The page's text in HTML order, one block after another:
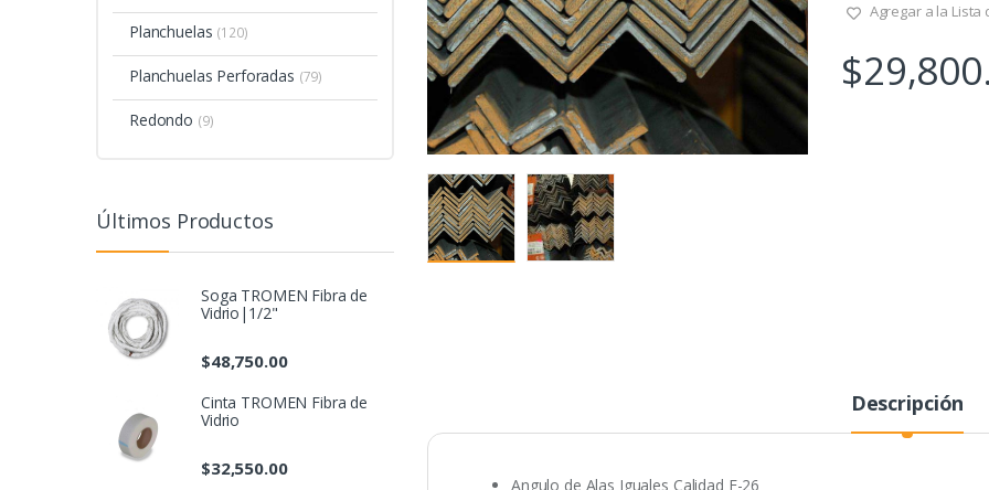
Agregar a la Lista
$
Descripción
Angulo de Alas Iguales Calidad F-26
Planchuelas (120)
Planchuelas Perforadas (79)
Redondo (9)
Últimos Productos
Soga TROMEN Fibra de
Vidrio|1/2"
$48,750.00
Cinta TROMEN Fibra de
Vidrio
$32,550.00